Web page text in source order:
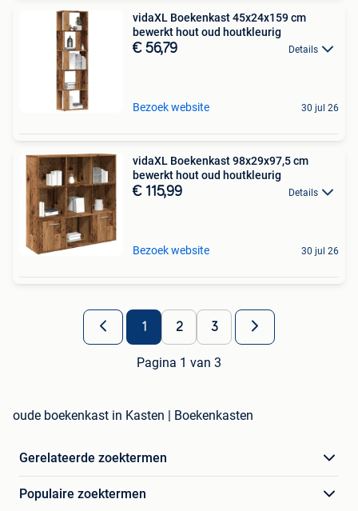
vidaXL Boekenkast 45x24x159 cm
bewerkt hout oud houtkleurig
€ 56,79 Details
Bezoek website 30 jul 26
vidaXL Boekenkast 98x29x97,5 cm
bewerkt hout oud houtkleurig
€ 115,99 Details
Bezoek website 30 jul 26
1 2 3
Pagina 1 van 3
oude boekenkast in Kasten | Boekenkasten
Gerelateerde zoektermen
Populaire zoektermen